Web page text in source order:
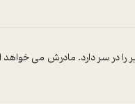
را در سر دارد. مادرش می خواهد